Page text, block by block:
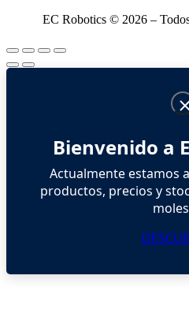
EC Robotics © 2026 –
Bienvenido a
Actualmente estamos
productos, precios y